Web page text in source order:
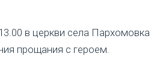
в церкви села Пархомовка
прощания с героем.